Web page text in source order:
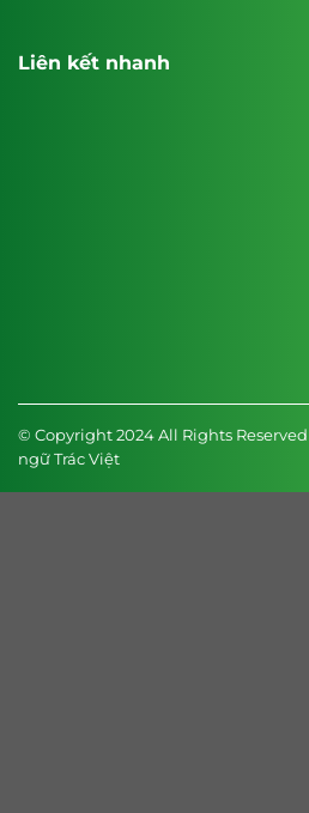
Liên kết nhanh
© Copyright 2024 All Rights
ngữ Trác Việt